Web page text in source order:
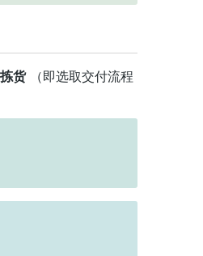
拣货（即选取交付流程